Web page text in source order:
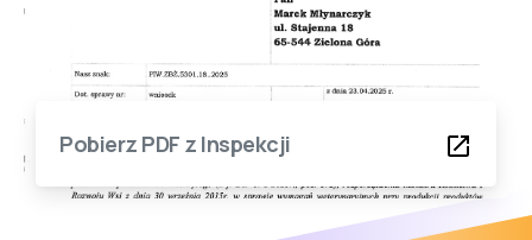
Pobierz PDF z Inspekcji